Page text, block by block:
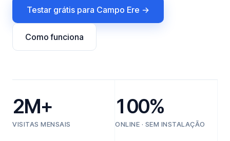
Testar grátis para Campo Ere →
Como funciona
2M+
VISITAS MENSAIS
100%
ONLINE · SEM INSTALAÇÃO